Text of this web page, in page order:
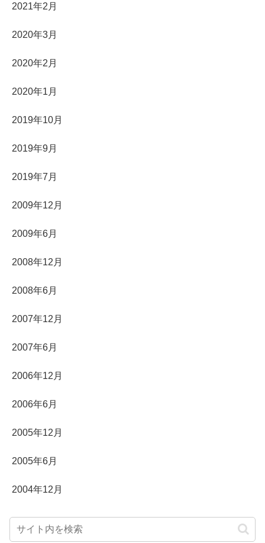
2021年2月
2020年3月
2020年2月
2020年1月
2019年10月
2019年9月
2019年7月
2009年12月
2009年6月
2008年12月
2008年6月
2007年12月
2007年6月
2006年12月
2006年6月
2005年12月
2005年6月
2004年12月